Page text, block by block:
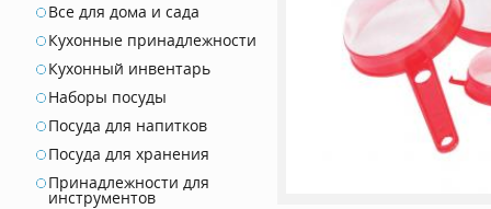
Все для дома и сада
Кухонные принадлежности
Кухонный инвентарь
Наборы посуды
Посуда для напитков
Посуда для хранения
Принадлежности для
инструментов